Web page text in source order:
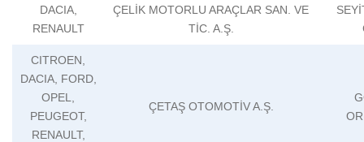
DACIA,
RENAULT
ÇELİK MOTORLU ARAÇLAR SAN. VE
TİC. A.Ş.
CITROEN,
DACIA, FORD,
OPEL,
PEUGEOT,
RENAULT,
ÇETAŞ OTOMOTİV A.Ş.